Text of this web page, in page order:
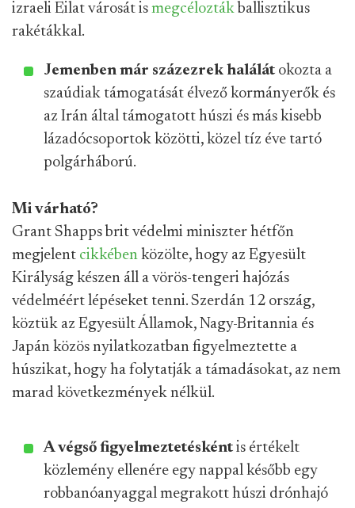
izraeli Eilat városát is megcélozták ballisztikus
rakétákkal.
Jemenben már százezrek halálát okozta a
szaúdiak támogatását élvező kormányerők és
az Irán által támogatott húszi és más kisebb
lázadócsoportok közötti, közel tíz éve tartó
polgárháború.
Mi várható?
Grant Shapps brit védelmi miniszter hétfőn
megjelent cikkében közölte, hogy az Egyesült
Királyság készen áll a vörös-tengeri hajózás
védelméért lépéseket tenni. Szerdán 12 ország,
köztük az Egyesült Államok, Nagy-Britannia és
Japán közös nyilatkozatban figyelmeztette a
húszikat, hogy ha folytatják a támadásokat, az nem
marad következmények nélkül.
A végső figyelmeztetésként is értékelt
közlemény ellenére egy nappal később egy
robbanóanyaggal megrakott húszi drónhajó